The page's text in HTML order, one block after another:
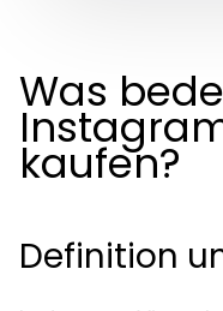
Was
kaufen?
Definition